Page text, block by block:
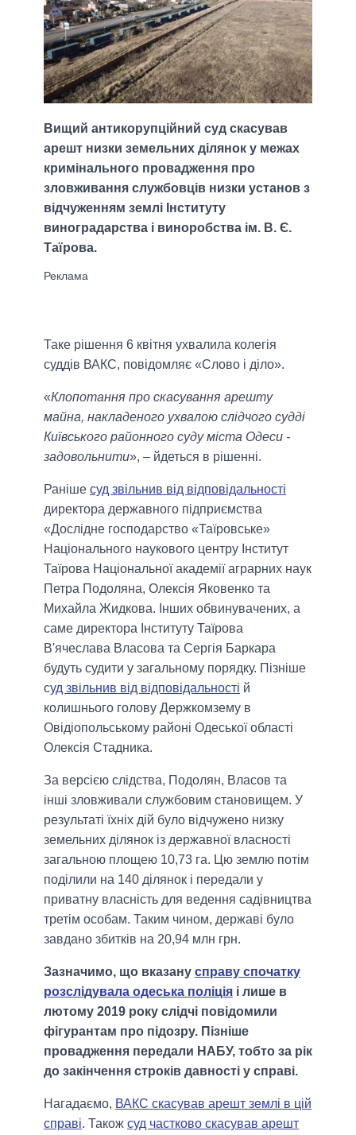
Вищий антикорупційний суд скасував
арешт низки земельних ділянок у межах
кримінального провадження про
зловживання службовців низки установ з
відчуженням землі Інституту
виноградарства і виноробства ім. В. Є.
Таїрова.
Таке рішення 6 квітня ухвалила колегія
суддів ВАКС, повідомляє «Слово і діло».
«Клопотання про скасування арешту
майна, накладеного ухвалою слідчого судді
Київського районного суду міста Одеси -
задовольнити», – йдеться в рішенні.
Раніше суд звільнив від відповідальності
директора державного підприємства
«Дослідне господарство «Таїровське»
Національного наукового центру Інститут
Таїрова Національної академії аграрних наук
Петра Подоляна, Олексія Яковенко та
Михайла Жидкова. Інших обвинувачених, а
саме директора Інституту Таїрова
В'ячеслава Власова та Сергія Баркара
будуть судити у загальному порядку. Пізніше
суд звільнив від відповідальності й
колишнього голову Держкомзему в
Овідіопольському районі Одеської області
Олексія Стадника.
За версією слідства, Подолян, Власов та
інші зловживали службовим становищем. У
результаті їхніх дій було відчужено низку
земельних ділянок із державної власності
загальною площею 10,73 га. Цю землю потім
поділили на 140 ділянок і передали у
приватну власність для ведення садівництва
третім особам. Таким чином, державі було
завдано збитків на 20,94 млн грн.
Зазначимо, що вказану справу спочатку
розслідувала одеська поліція і лише в
лютому 2019 року слідчі повідомили
фігурантам про підозру. Пізніше
провадження передали НАБУ, тобто за рік
до закінчення строків давності у справі.
Нагадаємо, ВАКС скасував арешт землі в цій
справі. Також суд частково скасував арешт